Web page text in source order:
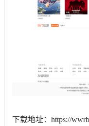
下载地址： https://